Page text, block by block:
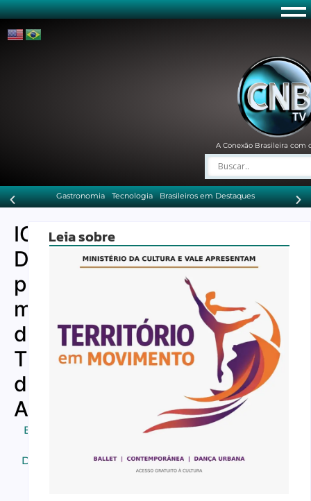
A Conexão Brasileira com
Gastronomia Tecnologia Brasileiros em Destaques
ICE
Dallas
prende
membro
do
Tren
de
Aragua
Brasileiros
Destaques
Leia sobre